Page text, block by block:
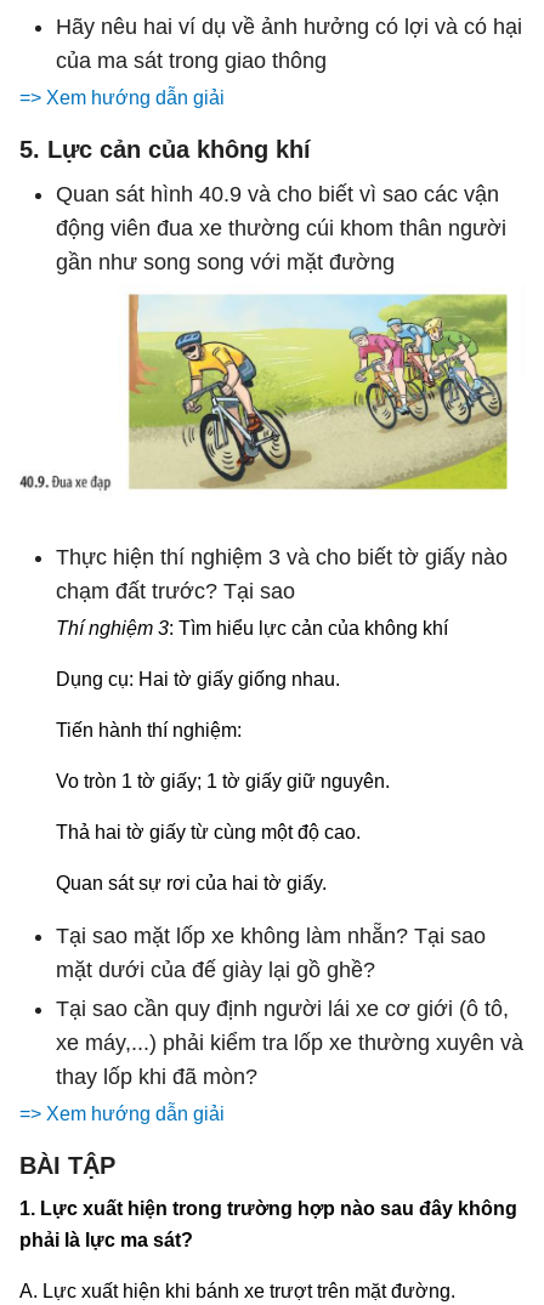
Hãy nêu hai ví dụ về ảnh hưởng có lợi và có hại
của ma sát trong giao thông
=> Xem hướng dẫn giải
5. Lực cản của không khí
Quan sát hình 40.9 và cho biết vì sao các vận
động viên đua xe thường cúi khom thân người
gần như song song với mặt đường
Thực hiện thí nghiệm 3 và cho biết tờ giấy nào
chạm đất trước? Tại sao
Thí nghiệm 3: Tìm hiểu lực cản của không khí
Dụng cụ: Hai tờ giấy giống nhau.
Tiến hành thí nghiệm:
Vo tròn 1 tờ giấy; 1 tờ giấy giữ nguyên.
Thả hai tờ giấy từ cùng một độ cao.
Quan sát sự rơi của hai tờ giấy.
Tại sao mặt lốp xe không làm nhẵn? Tại sao
mặt dưới của đế giày lại gồ ghề?
Tại sao cần quy định người lái xe cơ giới (ô tô,
xe máy,...) phải kiểm tra lốp xe thường xuyên và
thay lốp khi đã mòn?
=> Xem hướng dẫn giải
BÀI TẬP
1. Lực xuất hiện trong trường hợp nào sau đây không
phải là lực ma sát?
A. Lực xuất hiện khi bánh xe trượt trên mặt đường.